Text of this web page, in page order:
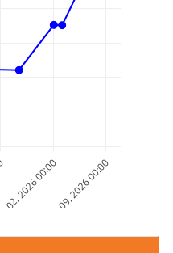
2026 00:00Aug 09, 2026 00:00